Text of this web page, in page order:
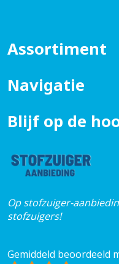
Assortiment
Navigatie
Blijf op de
Op stofzuiger-
stofzuigers!
Gemiddeld beoordeeld